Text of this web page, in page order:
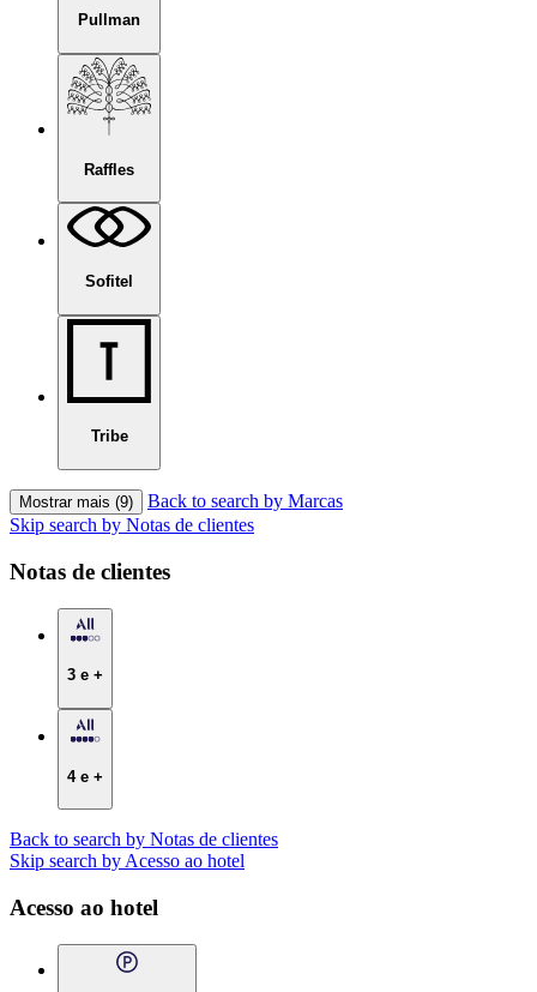
Pullman
Raffles
Sofitel
Tribe
Mostrar mais (9)
Back to search by Marcas
Skip search by Notas de clientes
Notas de clientes
3 e +
4 e +
Back to search by Notas de clientes
Skip search by Acesso ao hotel
Acesso ao hotel